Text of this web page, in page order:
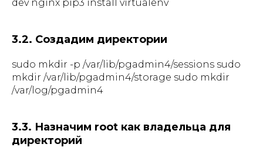
dev nginx pip3 install virtualenv
3.2. Создадим директории
sudo mkdir -p /var/lib/pgadmin4/sessions sudo
mkdir /var/lib/pgadmin4/storage sudo mkdir
/var/log/pgadmin4
3.3. Назначим root как владельца для
директорий